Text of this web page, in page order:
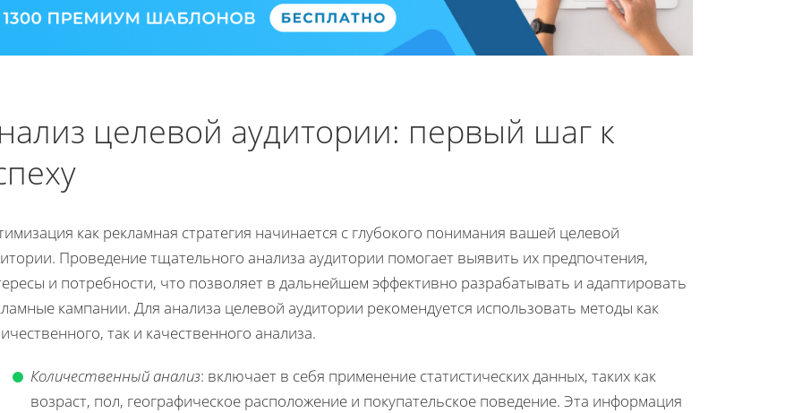
целевой аудитории: первый шаг к
как рекламная стратегия начинается с глубокого понимания вашей целевой
Проведение тщательного анализа аудитории помогает выявить их предпочтения,
и потребности, что позволяет в дальнейшем эффективно разрабатывать и адаптировать
кампании. Для анализа целевой аудитории рекомендуется использовать методы как
так и качественного анализа.
Количественный анализ: включает в себя применение статистических данных, таких как
возраст, пол, географическое расположение и покупательское поведение. Эта информация